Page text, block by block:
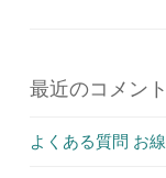
最近のコメント
よくある質問 お